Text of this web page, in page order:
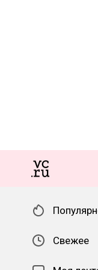
Свежее